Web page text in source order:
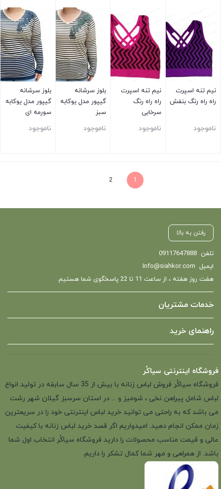
نیم تنه اسپرت
راه راه رنگ بنفش
ناموجود
نیم تنه اسپرت
راه راه رنگ
سرخابی
ناموجود
بلوز سرشانه
گیپور مدل یوکابه
سبز
ناموجود
بلوز سرشانه
گیپور مدل یوکابه
سورمه ای
ناموجود
1
2
رفتن به بالا
تلفن 09117647888
ایمیل Info@siahkor.com
هفت روز هفته ، از ساعت 11 تا 22 پاسخگوی شما هستیم.
خدمات مشتریان
راهنمای خرید
فروشگاه اینترنتی سیاکُر
فروشگاه سیاکُر فروش لباس زنانه با بیش از 35 سال سابقه در تولید انواع
لباس شامل پیراهن نخی ، شومیز و ... در استان سرسبز گیلان شهر رشت
می باشد که به راحتی می توانید خرید لباس اینترنتی خود را در سریعترین
زمان ممکن انجام دهید. امیدواریم اگر قصد خرید لباس زنانه با کیفیت
عالی و قیمت مناسب محصولات را دارید فروشگاه سیاکُر انتخاب اول شما
باشد. از همراهی و مهر شما کمال تشکر را داریم.